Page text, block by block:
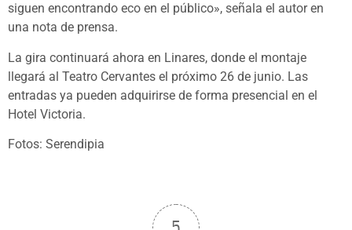
siguen encontrando eco en el público», señala el autor en
una nota de prensa.
La gira continuará ahora en Linares, donde el montaje
llegará al Teatro Cervantes el próximo 26 de junio. Las
entradas ya pueden adquirirse de forma presencial en el
Hotel Victoria.
Fotos: Serendipia